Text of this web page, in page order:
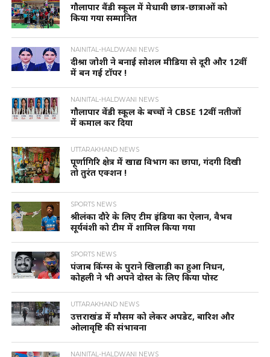
गौलापार वैंडी स्कूल में मेधावी छात्र-छात्राओं को
किया गया सम्मानित
NAINITAL-HALDWANI NEWS
दीश्रा जोशी ने बनाई सोशल मीडिया से दूरी और 12वीं
में बन गई टॉपर !
NAINITAL-HALDWANI NEWS
गौलापार वेंडी स्कूल के बच्चों ने CBSE 12वीं नतीजों
में कमाल कर दिया
UTTARAKHAND NEWS
पूर्णागिरि क्षेत्र में खाद्य विभाग का छापा, गंदगी दिखी
तो तुरंत एक्शन !
SPORTS NEWS
श्रीलंका दौरे के लिए टीम इंडिया का ऐलान, वैभव
सूर्यवंशी को टीम में शामिल किया गया
SPORTS NEWS
पंजाब किंग्स के पुराने खिलाड़ी का हुआ निधन,
कोहली ने भी अपने दोस्त के लिए किया पोस्ट
UTTARAKHAND NEWS
उत्तराखंड में मौसम को लेकर अपडेट, बारिश और
ओलावृष्टि की संभावना
NAINITAL-HALDWANI NEWS